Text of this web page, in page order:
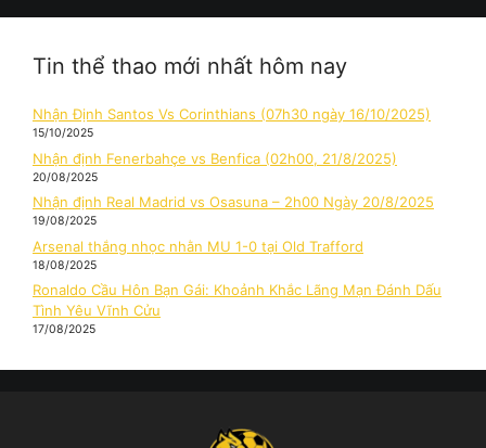
Tin thể thao mới nhất hôm nay
Nhận Định Santos Vs Corinthians (07h30 ngày 16/10/2025)
15/10/2025
Nhận định Fenerbahçe vs Benfica (02h00, 21/8/2025)
20/08/2025
Nhận định Real Madrid vs Osasuna – 2h00 Ngày 20/8/2025
19/08/2025
Arsenal thắng nhọc nhằn MU 1-0 tại Old Trafford
18/08/2025
Ronaldo Cầu Hôn Bạn Gái: Khoảnh Khắc Lãng Mạn Đánh Dấu
Tình Yêu Vĩnh Cửu
17/08/2025